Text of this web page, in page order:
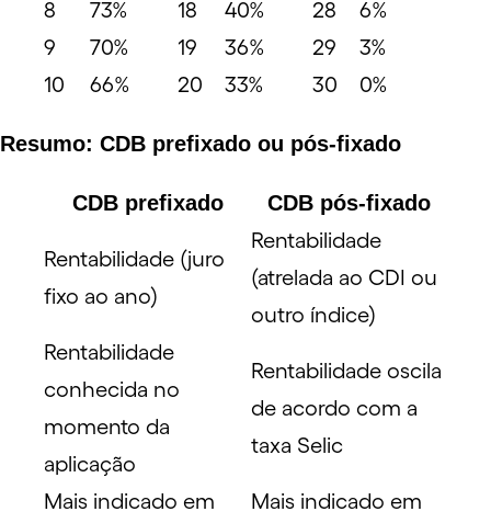
8
73% 18 40% 28
6%
9
70% 19 36% 29
3%
10
66% 20 33% 30 0%
Resumo: CDB prefixado ou pós-fixado
CDB prefixado CDB pós-fixado
Rentabilidade (juro
fixo ao ano)
Rentabilidade
(atrelada ao CDI ou
outro índice)
Rentabilidade
conhecida no
momento da
aplicação
Rentabilidade oscila
de acordo com a
taxa Selic
Mais indicado em
Mais indicado em